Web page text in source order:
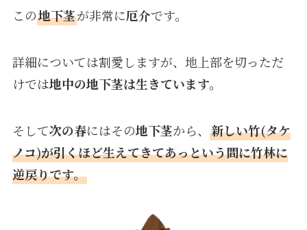
この地下茎が非常に厄介です。
詳細については割愛しますが、地上部を切っただ
けでは地中の地下茎は生きています。
そして次の春にはその地下茎から、 新しい竹(タケ
ノコ)が引くほど生えてきてあっという間に竹林に
逆戻りです。